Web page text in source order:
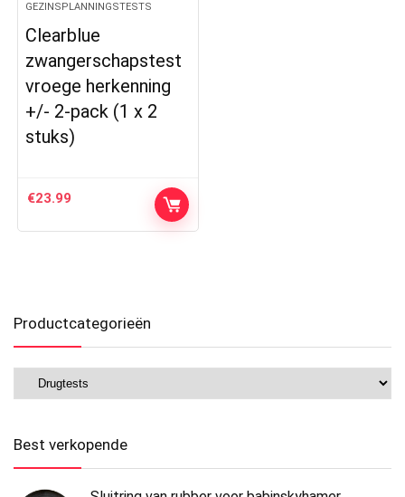
GEZINSPLANNINGSTESTS
Clearblue
zwangerschapstest
vroege herkenning
+/- 2-pack (1 x 2
stuks)
€23.99
Productcategorieën
Best verkopende